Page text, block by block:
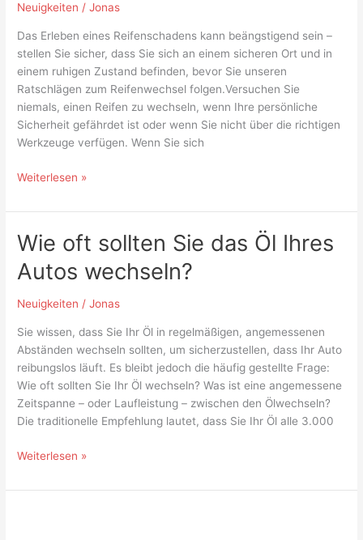
Neuigkeiten /Jonas
Das Erleben eines Reifenschadens kann beängstigend sein –
stellen Sie sicher, dass Sie sich an einem sicheren Ort und in
einem ruhigen Zustand befinden, bevor Sie unseren
Ratschlägen zum Reifenwechsel folgen.Versuchen Sie
niemals, einen Reifen zu wechseln, wenn Ihre persönliche
Sicherheit gefährdet ist oder wenn Sie nicht über die richtigen
Werkzeuge verfügen. Wenn Sie sich
Reifen
in
10
einfachen
Schritten
Weiterlesen »
Wie oft sollten Sie das Öl Ihres
Autos wechseln?
Neuigkeiten /Jonas
Sie wissen, dass Sie Ihr Öl in regelmäßigen, angemessenen
Abständen wechseln sollten, um sicherzustellen, dass Ihr Auto
reibungslos läuft. Es bleibt jedoch die häufig gestellte Frage:
Wie oft sollten Sie Ihr Öl wechseln? Was ist eine angemessene
Zeitspanne – oder Laufleistung – zwischen den Ölwechseln?
Die traditionelle Empfehlung lautet, dass Sie Ihr Öl alle 3.000
Wie
oft
sollten
das
Öl
Ihres
Autos
wechseln?
Weiterlesen »